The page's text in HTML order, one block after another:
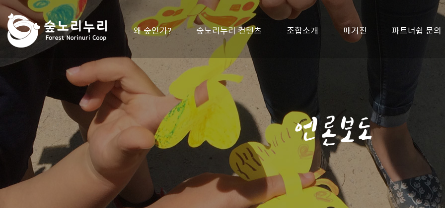
왜 숲인가? 숲노리누리 컨텐츠 조합소개 매거진 파트너쉽 문의